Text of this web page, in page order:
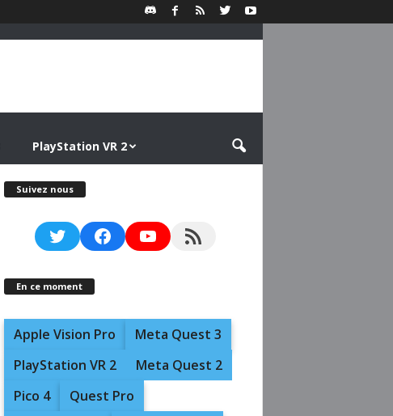
PlayStation VR 2
Suivez nous
TwitterFacebookYouTubeRSS Feed
En ce moment
Apple Vision Pro
Meta Quest 3
PlayStation VR 2
Meta Quest 2
Pico 4
Quest Pro